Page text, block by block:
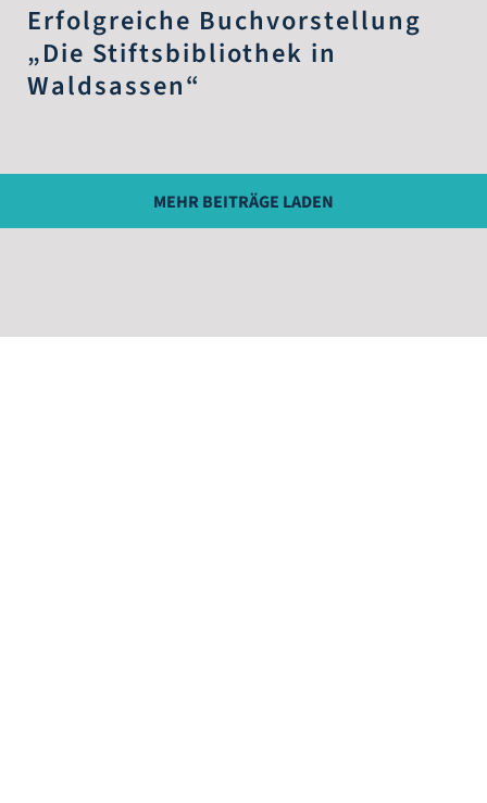
Erfolgreiche Buchvorstellung
„Die Stiftsbibliothek in
Waldsassen“
MEHR BEITRÄGE LADEN